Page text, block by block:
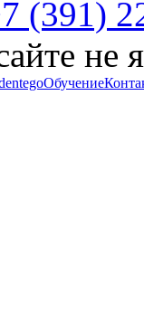
(391)
не
Обучение